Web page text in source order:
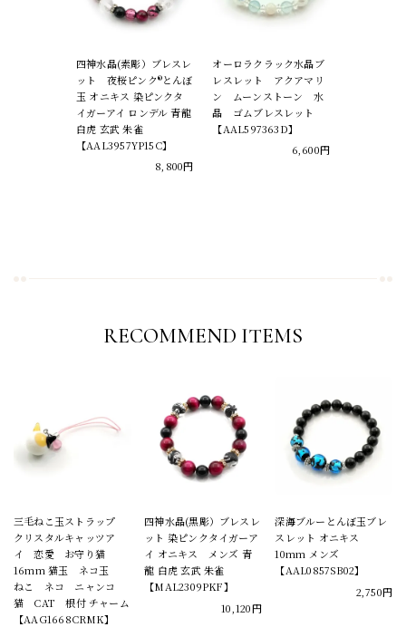
四神水晶(素彫）ブレスレ
ット 夜桜ピンク®とんぼ
玉 オニキス 染ピンクタ
イガーアイ ロンデル 青龍
白虎 玄武 朱雀
【AAL3957YP15C】
8,800円
オーロラクラック水晶ブ
レスレット アクアマリ
ン ムーンストーン 水
晶 ゴムブレスレット
【AAL597363D】
6,600円
RECOMMEND ITEMS
三毛ねこ玉ストラップ
クリスタルキャッツア
イ 恋愛 お守り猫
16mm 猫玉 ネコ玉
ねこ ネコ ニャンコ
猫 CAT 根付 チャーム
【AAG1668CRMK】
四神水晶(黒彫）ブレスレ
ット 染ピンクタイガーア
イ オニキス メンズ 青
龍 白虎 玄武 朱雀
【MAL2309PKF】
10,120円
深海ブルーとんぼ玉ブレ
スレット オニキス
10mm メンズ
【AAL0857SB02】
2,750円